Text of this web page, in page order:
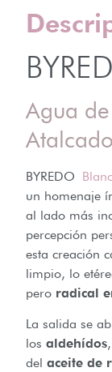
Agua
Atalcado
BYREDO
un homenaje
al lado más
percepción
esta creación
limpio, lo
pero radical
La salida se
los aldehídos
del aceite de